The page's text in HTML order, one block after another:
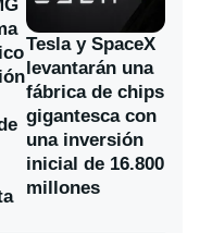
Tesla y SpaceX
levantarán una
fábrica de chips
gigantesca con
una inversión
inicial de 16.800
millones